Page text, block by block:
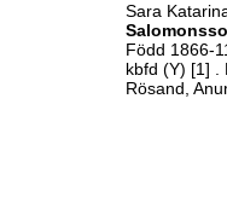
Sara
Född 1866-
kbfd (Y) [1]
Rösand,